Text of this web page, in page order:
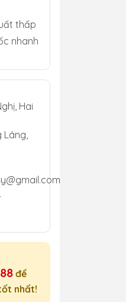
thấp
nhanh
Hai
Láng,
để
nhất!